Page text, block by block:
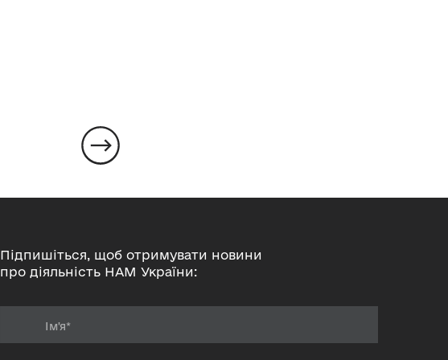
Підпишіться, щоб отримувати новини
про діяльність НАМ України: